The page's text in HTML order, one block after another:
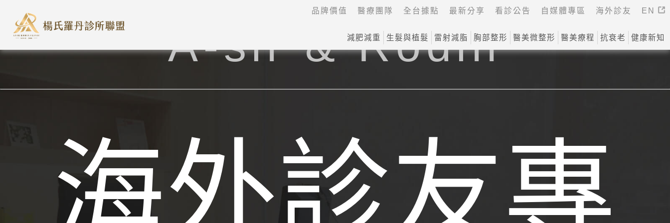
台灣楊氏羅丹診所詳細台灣交通資訊及周邊住宿，提供海外診友植髮整形線上預約諮詢，楊氏/羅丹/揚士診所遍佈台北、桃園、新竹、台
A-sir & Rodin
海外診友專
品牌價值 醫療團隊 全台據點 最新分享 看診公告 自媒體專區 海外診友 EN
減肥減重 生髮與植髮 雷射減脂 胸部整形 醫美微整形 醫美療程 抗衰老 健康新知